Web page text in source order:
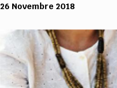
26 Novembre 2018